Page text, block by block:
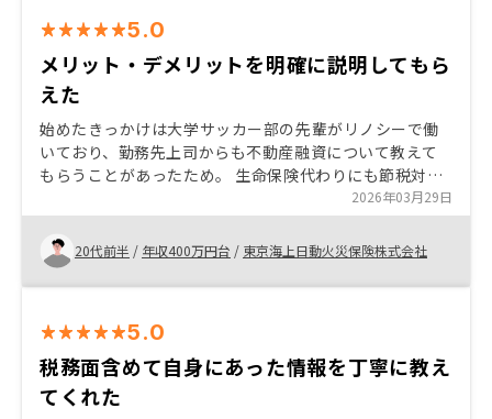
5.0
メリット・デメリットを明確に説明してもら
えた
始めたきっかけは大学サッカー部の先輩がリノシーで働
いており、勤務先上司からも不動産融資について教えて
もらうことがあったため。 生命保険代わりにも節税対策
にも融資を受けることができるのであればするべきだと
思った。
2026年03月29日
20代前半 / 年収400万円台 / 東京海上日動火災保険株式会社
5.0
税務面含めて自身にあった情報を丁寧に教え
てくれた